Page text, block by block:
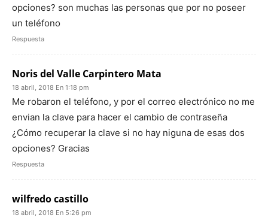
opciones? son muchas las personas que por no poseer
un teléfono
Respuesta
Noris del Valle Carpintero Mata
18 abril, 2018 En 1:18 pm
Me robaron el teléfono, y por el correo electrónico no me
envian la clave para hacer el cambio de contraseña
¿Cómo recuperar la clave si no hay niguna de esas dos
opciones? Gracias
Respuesta
wilfredo castillo
18 abril, 2018 En 5:26 pm